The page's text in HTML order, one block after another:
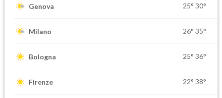
Genova 25° 30°
Milano 26° 35°
Bologna 25° 36°
Firenze 22° 38°